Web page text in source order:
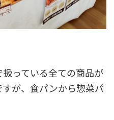
扱っている全ての商品が
が、食パンから惣菜パ